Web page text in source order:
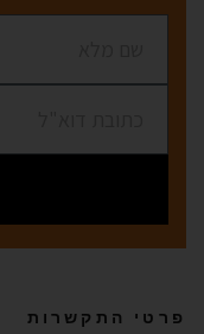
פרטי התקשרות